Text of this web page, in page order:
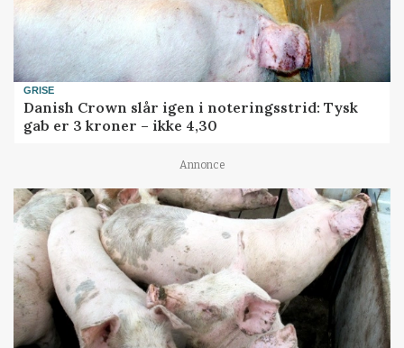
GRISE
Danish Crown slår igen i noteringsstrid: Tysk
gab er 3 kroner – ikke 4,30
Annonce